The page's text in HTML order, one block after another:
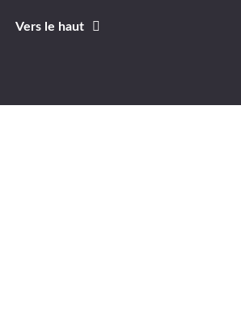
Vers le haut